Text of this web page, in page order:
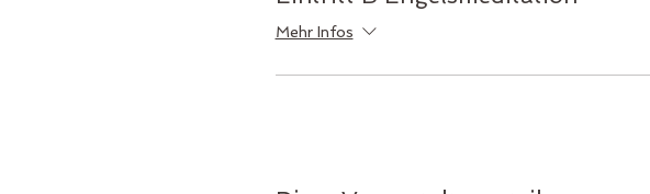
Mehr Infos